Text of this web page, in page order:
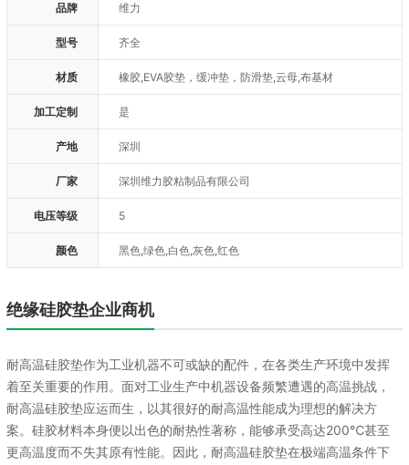
品牌 维力
型号 齐全
材质 橡胶,EVA胶垫，缓冲垫，防滑垫,云母,布基材
加工定制 是
产地 深圳
厂家 深圳维力胶粘制品有限公司
电压等级 5
颜色 黑色,绿色,白色,灰色,红色
绝缘硅胶垫企业商机
耐高温硅胶垫作为工业机器不可或缺的配件，在各类生产环境中发挥
着至关重要的作用。面对工业生产中机器设备频繁遭遇的高温挑战，
耐高温硅胶垫应运而生，以其很好的耐高温性能成为理想的解决方
案。硅胶材料本身便以出色的耐热性著称，能够承受高达200℃甚至
更高温度而不失其原有性能。因此，耐高温硅胶垫在极端高温条件下